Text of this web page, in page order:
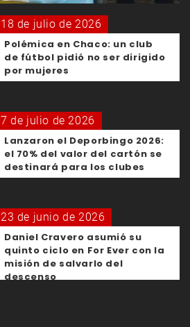
18 de julio de 2026
Polémica en Chaco: un club
de fútbol pidió no ser dirigido
por mujeres
7 de julio de 2026
Lanzaron el Deporbingo 2026:
el 70% del valor del cartón se
destinará para los clubes
23 de junio de 2026
Daniel Cravero asumió su
quinto ciclo en For Ever con la
misión de salvarlo del
descenso